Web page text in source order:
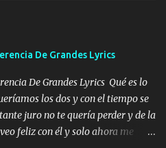
crees se que no me crees
de mujeres pero solo
yo quitándote la ropa no
quiero llevarte a la Luna y si
que seas mi esposa Chingada
no ayuda la p'uta loquera y al
la pinche tristeza me
saldras de mi mente Ella era
De Grandes Lyrics
De Grandes Lyrics Qué es lo
los dos y con el tiempo se
juro no te quería perder y de la
feliz con él y solo ahora me